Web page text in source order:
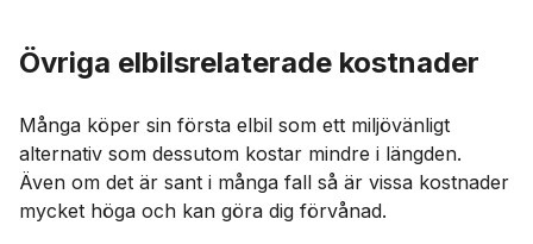
Övriga elbilsrelaterade kostnader
Många köper sin första elbil som ett miljövänligt
alternativ som dessutom kostar mindre i längden.
Även om det är sant i många fall så är vissa kostnader
mycket höga och kan göra dig förvånad.